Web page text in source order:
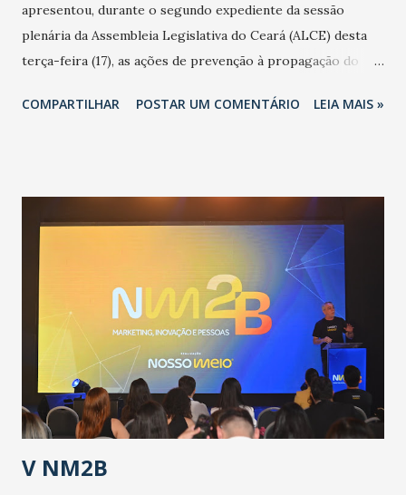
apresentou, durante o segundo expediente da sessão
plenária da Assembleia Legislativa do Ceará (ALCE) desta
terça-feira (17), as ações de prevenção à propagação do
adotadas pelo Governo do Estado na contenção da
população suspeita e de cuidados com os ambientes
públicos e domiciliares. “Nós não estamos vivendo uma
epidemia comum, como temos em todos os anos, com
aumento de casos de dengue, influenza ou H1N1. Trata-se
de uma epidemia com um vírus diferente, com um poder de
contaminação maior que outros coronavírus”, apontou o
secretário. Segundo ele, é uma epidemia com chance de
contaminação alta, podendo gerar um grande risco à
população e ao sistema de saúde. “Precisamos saber fazer a
estratificação do risco da doença, para não so...
COMPARTILHAR POSTAR UM COMENTÁRIO LEIA MAIS »
V NM2B